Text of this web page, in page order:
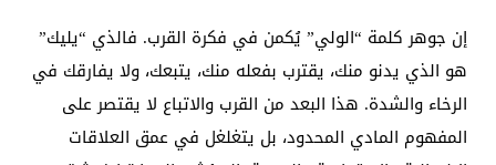
إن جوهر كلمة “الولي” يُكمن في فكرة القرب. فالذي “يليك”
هو الذي يدنو منك، يقترب بفعله منك، يتبعك، ولا يفارقك في
الرخاء والشدة. هذا البعد من القرب والاتباع لا يقتصر على
المفهوم المادي المحدود، بل يتغلغل في عمق العلاقات